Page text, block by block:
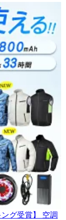
グ受賞】 空調